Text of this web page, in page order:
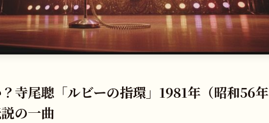
寺尾聰「ルビーの指環」1981年（昭和56
の一曲